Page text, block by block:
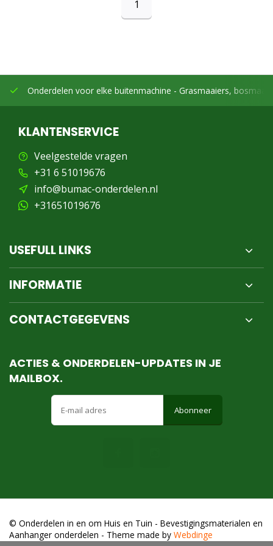
1
Onderdelen voor elke buitenmachine - Grasmaaiers,
KLANTENSERVICE
Veelgestelde vragen
+31 6 51019676
info@bumac-onderdelen.nl
+31651019676
USEFULL LINKS
INFORMATIE
CONTACTGEGEVENS
ACTIES & ONDERDELEN-UPDATES IN JE
MAILBOX.
Abonneer
© Onderdelen in en om Huis en Tuin - Bevestigingsmaterialen en
Aanhanger onderdelen - Theme made by Webdinge